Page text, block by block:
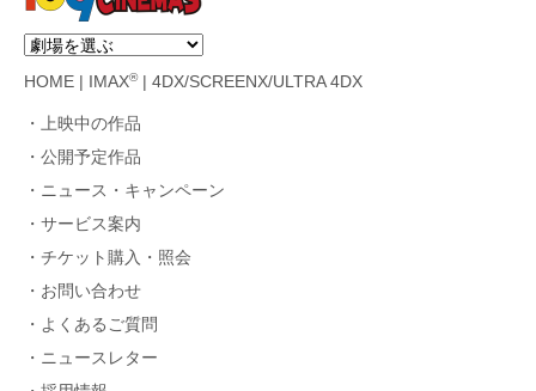
HOME IMAX®| 4DX/SCREENX/ULTRA 4DX
上映中の作品
公開予定作品
ニュース・キャンペーン
サービス案内
チケット購入・照会
お問い合わせ
よくあるご質問
ニュースレター